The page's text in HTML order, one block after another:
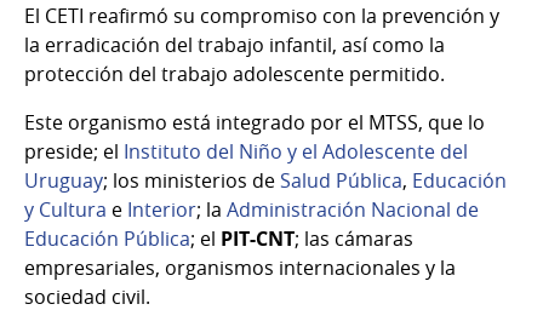
El CETI reafirmó su compromiso con la prevención y
la erradicación del trabajo infantil, así como la
protección del trabajo adolescente permitido.
Este organismo está integrado por el MTSS, que lo
preside; el Instituto del Niño y el Adolescente del
Uruguay; los ministerios deSalud Pública, Educación
y Cultura e Interior; la Administración Nacional de
Educación Pública; el PIT-CNT; las cámaras
empresariales, organismos internacionales y la
sociedad civil.